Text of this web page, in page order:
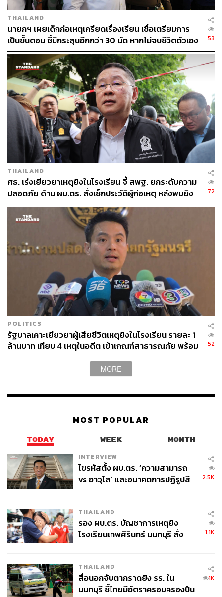
เมื่อถามว่า จะมีการถอนสัญชาติกลุ่มดังกล่าวหรือไม่ นายก
รัฐมนตรีกล่าวว่า มีการดำเนินการครบทุกด้าน ทั้งถอน
สัญชาติ ยึดทรัพย์ และหากใช้บุคคลเป็นนอมินี ธุรกรรมจะถือ
เป็นโมฆียะ ไม่มีผลทางกฎหมาย ส่วนการจับกุมเป็นหน้าที่
ของฝ่ายปกครองและตำรวจ ขณะที่ ป.ป.ง. ป.ป.ท. และดีเอส
ไอ ร่วมดำเนินการด้านการเงินและการยึดทรัพย์
ผู้สื่อข่าวรายงานว่า สำหรับขบวนการทุจริตทะเบียนราษฎร-
สัญชาติไทย พบเครือข่ายอาชญากรรมข้ามชาติใช้ช่องโหว่
กฎหมายสร้าง ตัวตนปลอม เพื่อฟอกเงินและถือครอง
ทรัพย์สิน โดยคดีสำคัญเริ่มจากปฏิบัติการ ตัดหมอกเวียงแหง
(พฤศจิกายน 2568) จังหวัดเชียงใหม่ จับกุม 14 ราย พบเจ้า
หน้าที่รัฐเกี่ยวข้อง 11 ราย ต่อด้วย สลายหมอกเชียงดาว
(มกราคม 2569) จับ 6 ราย และตัดบัตรกรุงเก่า (มีนาคม
2569) จังหวัดพระนครศรีอยุธยา พบย้ายทะเบียนบ้านเท็จ 214
ราย จับ 6 ราย
ปฏิบัติการย้อนเกล็ดมังกร (29 เมษายน 2569) ทลาย
ขบวนการจีน จ้างชายไทยจดทะเบียนสมรสกับหญิงจีน ก่อน
แจ้งเกิดบุตรด้วยข้อมูลเท็จเพื่อให้ได้สัญชาติไทย ใช้เป็นช่อง
ทางฟอกเงินและตั้งนอมินี จับกุมแล้ว 6 ราย (ชาวจีน 2 ราย
ชายไทยรับจ้าง 3 ราย และเจ้าหน้าที่รัฐ 1 ราย) พบเชื่อมโยง
อย่างน้อย 5 กรณี ดำเนินคดีอาญา 34 ราย และดำเนินการ
ทางวินัยเจ้าหน้าที่รัฐ 19 ราย
ขณะเดียวกัน ยังเร่งปราบบ่อนพนันผิดกฎหมาย เปิดปฏิบัติการ
ROSE GARDEN จังหวัดนครราชสีมา จับ 89 ราย เงิน
หมุนเวียนกว่า 60 ล้านบาทต่อเดือน และ สิงห์ปราบปรปักษ์
ใน กทม. 2 จุด จับรวม 106 ราย เงินสะพัดหลายสิบล้านบาท
ต่อเดือน
การปราบปรามบ่อนการพนันผิดกฎหมาย ได้ดำเนินการตาม
ฝ่ายปกครองจังหวัด 76 ชุด และระดับอำเภอ 878 ชุด มีผลการ
ตรา จุดตรวจจุดสกัด และการหาข่าว รวมทั้งสิ้น 339,184
ครั้ง
THAILAND
นายกฯ เผยเด็กก่อเหตุเครียดเรื่องเรียน เชื่อเตรียมการ
เป็นขั้นตอน ชี้มีกระสุนอีกกว่า 30 นัด หากไม่จบชีวิตตัวเอง
อาจสูญเสียเพิ่ม
53
THAILAND
ศธ. เร่งเยียวยาเหตุยิงในโรงเรียน จี้ สพฐ. ยกระดับความ
ปลอดภัย ด้าน ผบ.ตร. สั่งเช็กประวัติผู้ก่อเหตุ หลังพบยิง
จุดตายแม่นยำ
72
POLITICS
รัฐบาลเคาะเยียวยาผู้เสียชีวิตเหตุยิงในโรงเรียน รายละ 1
ล้านบาท เทียบ 4 เหตุในอดีต เข้าเกณฑ์สาธารณภัย พร้อม
52
MORE
MOST POPULAR
TODAY WEEK MONTH
INTERVIEW
ไขรหัสตั้ง ผบ.ตร. ‘ความสามารถ
vs อาวุโส’ และอนาคตการปฏิรูปสี
2.5K
THAILAND
รอง ผบ.ตร. บัญชาการเหตุยิง
โรงเรียนเทพศิรินทร์ นนทบุรี สั่ง
1.1K
THAILAND
สื่อนอกจับตากราดยิง รร. ใน
นนทบุรี ชี้ไทยมีอัตราครอบครองปืน
1K